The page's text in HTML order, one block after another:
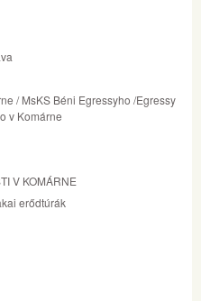
/ MsKS Béni Egressyho /Egressy
v Komárne
V KOMÁRNE
erődtúrák